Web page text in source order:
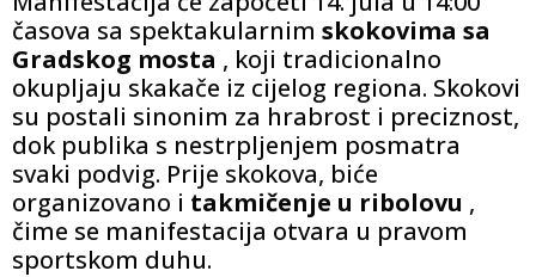
časova sa spektakularnim skokovima sa
Gradskog mosta , koji tradicionalno
okupljaju skakače iz cijelog regiona. Skokovi
su postali sinonim za hrabrost i preciznost,
dok publika s nestrpljenjem posmatra
svaki podvig. Prije skokova, biće
organizovano i takmičenje u ribolovu ,
čime se manifestacija otvara u pravom
sportskom duhu.